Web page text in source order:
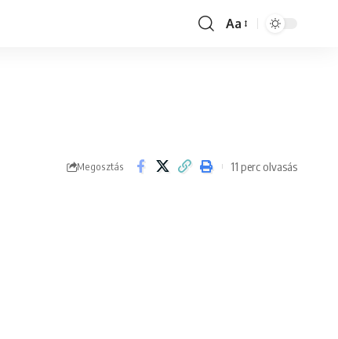
Font
Aa
Megosztás 11 perc olvasás